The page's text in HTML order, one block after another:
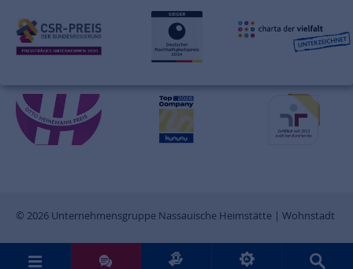
© 2026 Unternehmensgruppe Nassauische Heimstätte | Wohnstadt
Sie möchten uns Post senden?